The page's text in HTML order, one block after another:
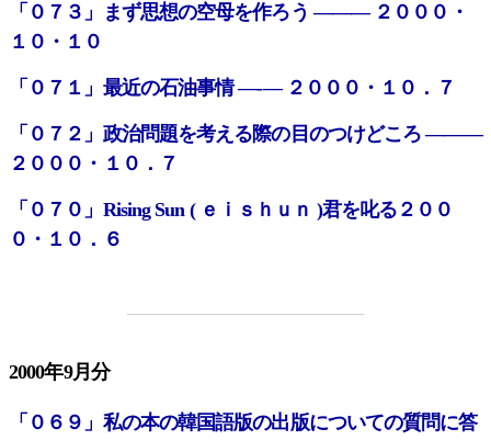
「０７３」まず思想の空母を作ろう ――― ２０００・
１０・１０
「０７１」最近の石油事情 ―‐― ２０００・１０．７
「０７２」政治問題を考える際の目のつけどころ ―――
２０００・１０．７
「０７０」Rising Sun ( ｅｉｓｈｕｎ )君を叱る２００
０・１０．６
2000年9月分
「０６９」私の本の韓国語版の出版についての質問に答